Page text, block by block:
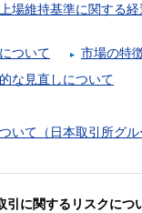
場維持基準に関する
ついて
市場の特
な見直しについて
いて（日本取引所グル
引に関するリスクにつ